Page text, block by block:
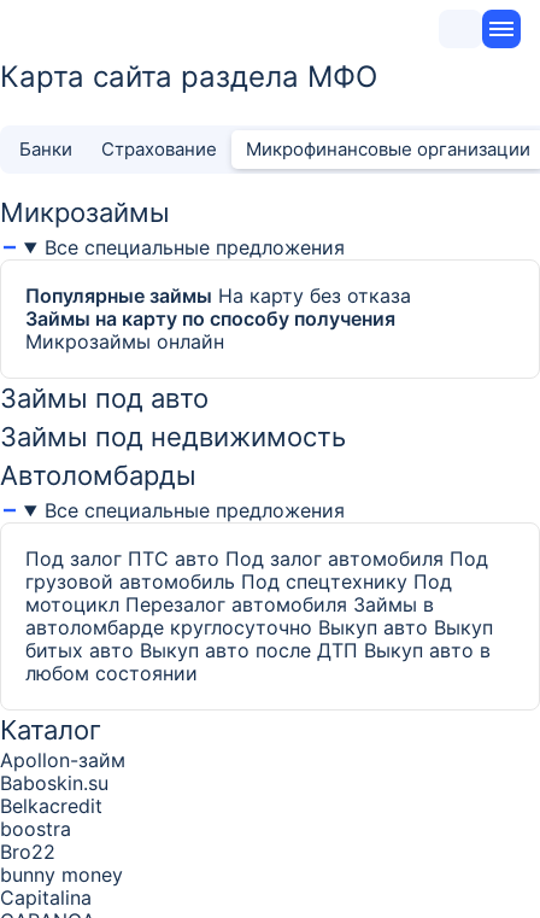
Карта сайта раздела МФО
Банки Страхование Микрофинансовые организации
Микрозаймы
Все специальные предложения
Популярные займы На карту без отказа
Займы на карту по способу получения
Микрозаймы онлайн
Займы под авто
Займы под недвижимость
Автоломбарды
Все специальные предложения
Под залог ПТС авто Под залог автомобиля Под
грузовой автомобиль Под спецтехнику Под
мотоцикл Перезалог автомобиля Займы в
автоломбарде круглосуточно Выкуп авто Выкуп
битых авто Выкуп авто после ДТП Выкуп авто в
любом состоянии
Каталог
Apollon-займ
Baboskin.su
Belkacredit
boostra
Bro22
bunny money
Capitalina